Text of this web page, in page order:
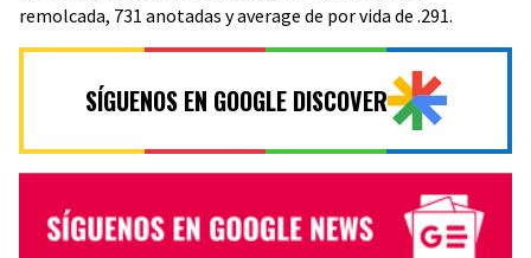
remolcada, 731 anotadas y average de por vida de .291.
SÍGUENOS EN GOOGLE DISCOVER